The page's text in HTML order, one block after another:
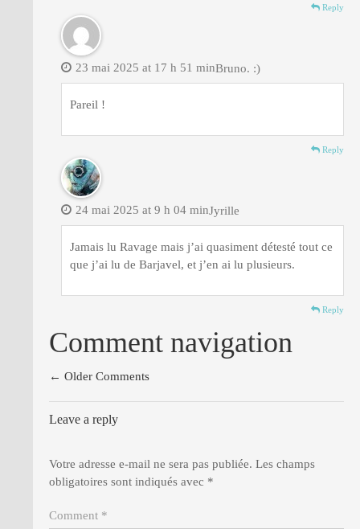
Reply
Bruno. :)
23 mai 2025 at 17 h 51 min
Pareil !
Reply
Jyrille
24 mai 2025 at 9 h 04 min
Jamais lu Ravage mais j’ai quasiment détesté tout ce
que j’ai lu de Barjavel, et j’en ai lu plusieurs.
Reply
Comment navigation
← Older Comments
Leave a reply
Votre adresse e-mail ne sera pas publiée. Les champs
obligatoires sont indiqués avec *
Comment *